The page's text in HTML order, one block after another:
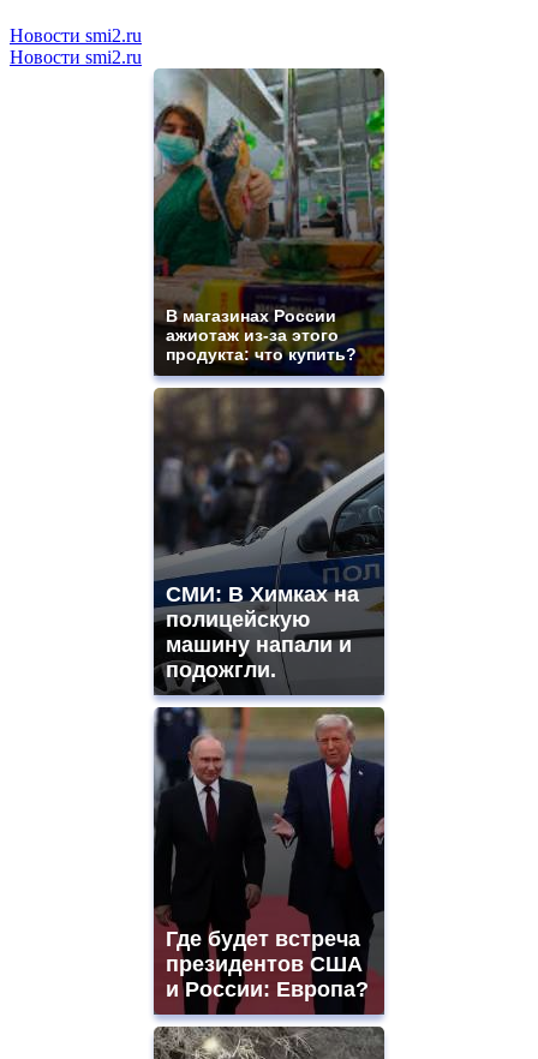
Новости smi2.ru
Новости smi2.ru
В магазинах России
ажиотаж из-за этого
продукта: что купить?
СМИ: В Химках на
полицейскую
машину напали и
подожгли.
Где будет встреча
президентов США
и России: Европа?